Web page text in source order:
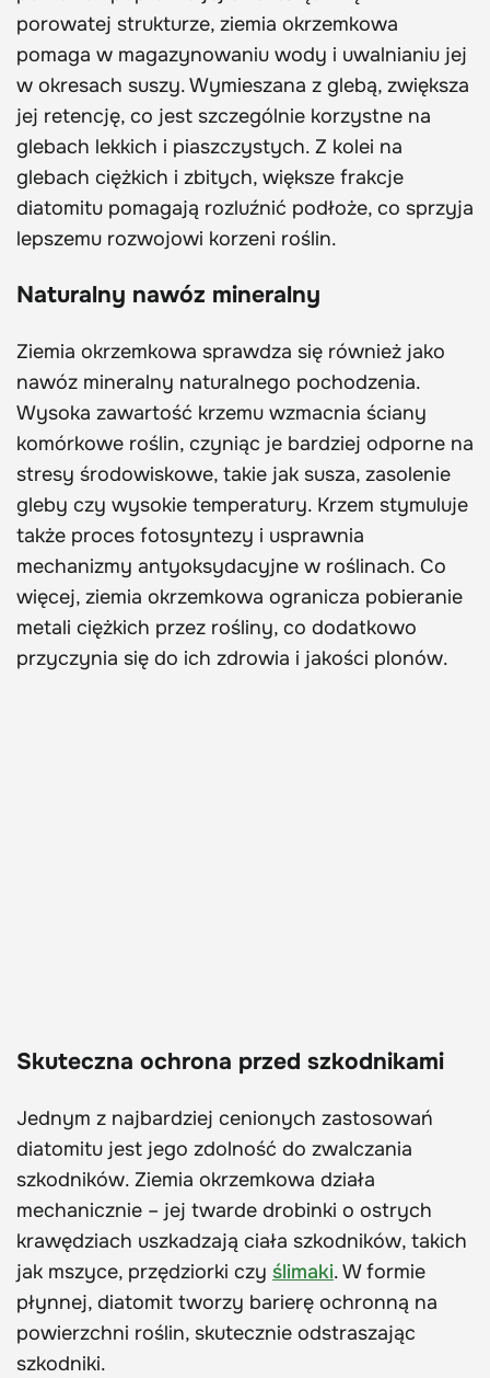
porowatej strukturze, ziemia okrzemkowa
pomaga w magazynowaniu wody i uwalnianiu jej
w okresach suszy. Wymieszana z glebą, zwiększa
jej retencję, co jest szczególnie korzystne na
glebach lekkich i piaszczystych. Z kolei na
glebach ciężkich i zbitych, większe frakcje
diatomitu pomagają rozluźnić podłoże, co sprzyja
lepszemu rozwojowi korzeni roślin.
Naturalny nawóz mineralny
Ziemia okrzemkowa sprawdza się również jako
nawóz mineralny naturalnego pochodzenia.
Wysoka zawartość krzemu wzmacnia ściany
komórkowe roślin, czyniąc je bardziej odporne na
stresy środowiskowe, takie jak susza, zasolenie
gleby czy wysokie temperatury. Krzem stymuluje
także proces fotosyntezy i usprawnia
mechanizmy antyoksydacyjne w roślinach. Co
więcej, ziemia okrzemkowa ogranicza pobieranie
metali ciężkich przez rośliny, co dodatkowo
przyczynia się do ich zdrowia i jakości plonów.
Skuteczna ochrona przed szkodnikami
Jednym z najbardziej cenionych zastosowań
diatomitu jest jego zdolność do zwalczania
szkodników. Ziemia okrzemkowa działa
mechanicznie – jej twarde drobinki o ostrych
krawędziach uszkadzają ciała szkodników, takich
jak mszyce, przędziorki czy ślimaki. W formie
płynnej, diatomit tworzy barierę ochronną na
powierzchni roślin, skutecznie odstraszając
szkodniki.